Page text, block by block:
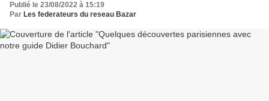
Publié le 23/08/2022 à 15:19
Par Les federateurs du reseau Bazar